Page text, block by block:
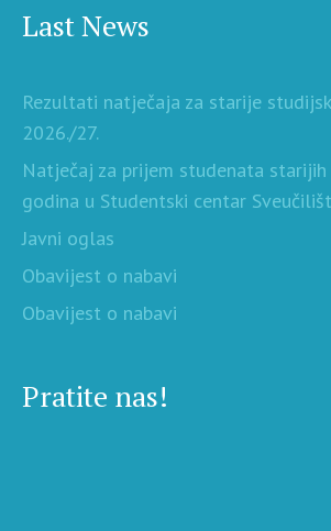
Last News
Rezultati natječaja za starije
2026./27.
Natječaj za prijem studenata
godina u Studentski centar
Javni oglas
Obavijest o nabavi
Obavijest o nabavi
Pratite nas!